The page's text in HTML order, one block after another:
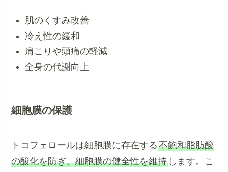
肌のくすみ改善
冷え性の緩和
肩こりや頭痛の軽減
全身の代謝向上
細胞膜の保護
トコフェロールは細胞膜に存在する不飽和脂肪酸
の酸化を防ぎ、細胞膜の健全性を維持 します。こ